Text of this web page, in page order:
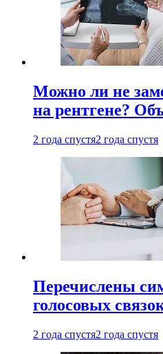
Можно ли не
на рентгене?
2 года спустя2 года спустя
Перечислены
голосовых
2 года спустя2 года спустя